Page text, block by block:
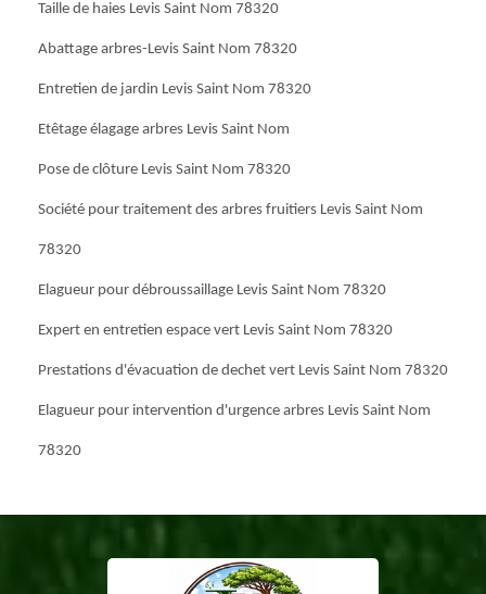
Taille de haies Levis Saint Nom 78320
Abattage arbres-Levis Saint Nom 78320
Entretien de jardin Levis Saint Nom 78320
Etêtage élagage arbres Levis Saint Nom
Pose de clôture Levis Saint Nom 78320
Société pour traitement des arbres fruitiers Levis Saint Nom
78320
Elagueur pour débroussaillage Levis Saint Nom 78320
Expert en entretien espace vert Levis Saint Nom 78320
Prestations d'évacuation de dechet vert Levis Saint Nom 78320
Elagueur pour intervention d'urgence arbres Levis Saint Nom
78320